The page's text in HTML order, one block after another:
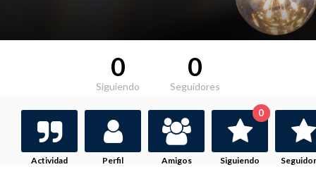
0
Siguiendo
0
Seguidores
Actividad Perfil Amigos Siguiendo
0